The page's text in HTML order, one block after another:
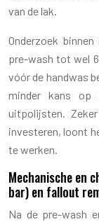
van de lak.
Onderzoek
pre-wash tot wel
vóór de handwas
minder kans op
uitpolijsten.
investeren, loont
te werken.
Mechanische en
bar) en fallout
Na de pre-wash